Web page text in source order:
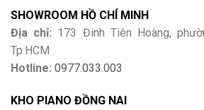
SHOWROOM HỒ CHÍ MINH
Địa chỉ: 173 Đinh Tiên Hoàng,
Tp.HCM
Hotline: 0977.033.003
KHO PIANO ĐỒNG NAI